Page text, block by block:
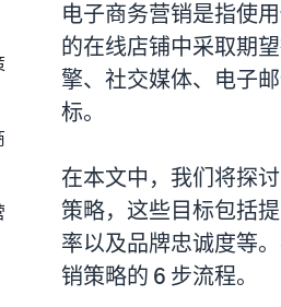
电子商务营销是指使
的在线店铺中采取期
擎、社交媒体、电子
标。
在本文中，我们将探
策略，这些目标包括
率以及品牌忠诚度等
销策略的 6 步流程。